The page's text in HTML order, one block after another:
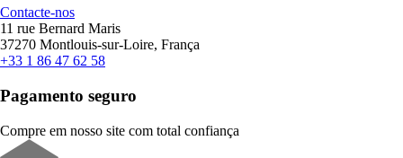
Contacte-nos
11 rue Bernard Maris
37270 Montlouis-sur-Loire, França
+33 1 86 47 62 58
Pagamento seguro
Compre em nosso site com total confiança